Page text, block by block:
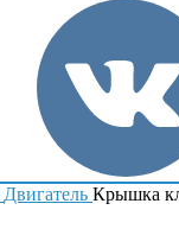
Двигатель Крышка